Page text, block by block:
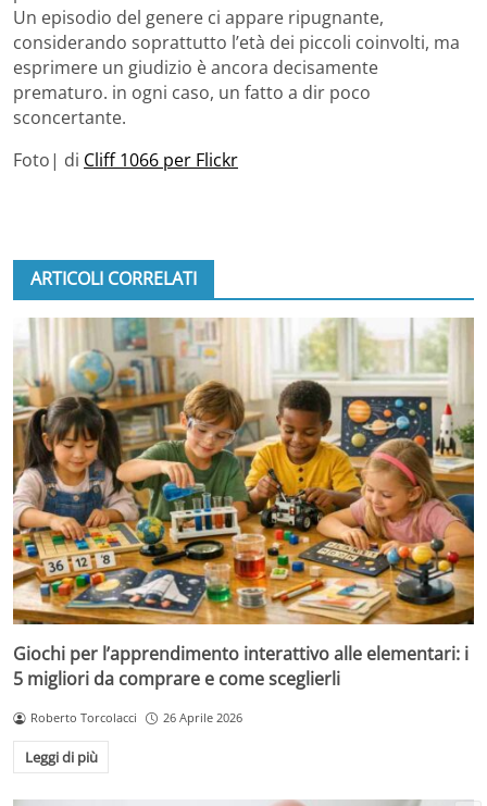
Un episodio del genere ci appare ripugnante,
considerando soprattutto l’età dei piccoli coinvolti, ma
esprimere un giudizio è ancora decisamente
prematuro. in ogni caso, un fatto a dir poco
sconcertante.
Foto| di Cliff 1066 per Flickr
ARTICOLI CORRELATI
Giochi per l’apprendimento interattivo alle elementari: i
5 migliori da comprare e come sceglierli
Roberto Torcolacci 26 Aprile 2026
Leggi di più